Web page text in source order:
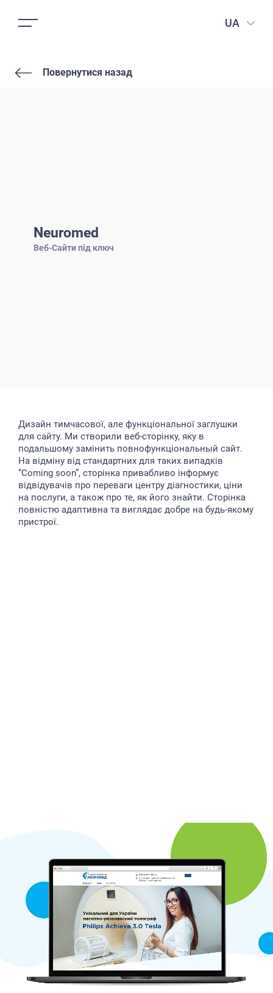
UA
Повернутися назад
Neuromed
Веб-Сайти під ключ
Дизайн тимчасової, але функціональної заглушки
для сайту. Ми створили веб-сторінку, яку в
подальшому замінить повнофункціональный сайт.
На відміну від стандартних для таких випадків
“Coming soon”, сторінка привабливо інформує
відвідувачів про переваги центру діагностики, ціни
на послуги, а також про те, як його знайти. Сторінка
повністю адаптивна та виглядає добре на будь-якому
пристрої.